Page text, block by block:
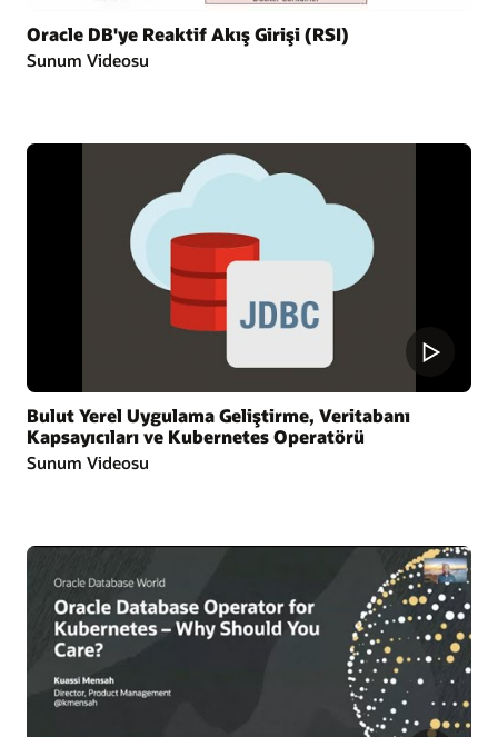
Oracle DB'ye Reaktif Akış Girişi (RSI)
Sunum Videosu
Bulut Yerel Uygulama Geliştirme, Veritabanı
Kapsayıcıları ve Kubernetes Operatörü
Sunum Videosu